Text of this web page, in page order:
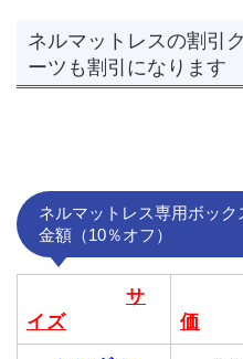
ネルマットレスの割引
ーツも割引になります
ネルマットレス専用ボッ
金額（10％オフ）
サ
イズ
価